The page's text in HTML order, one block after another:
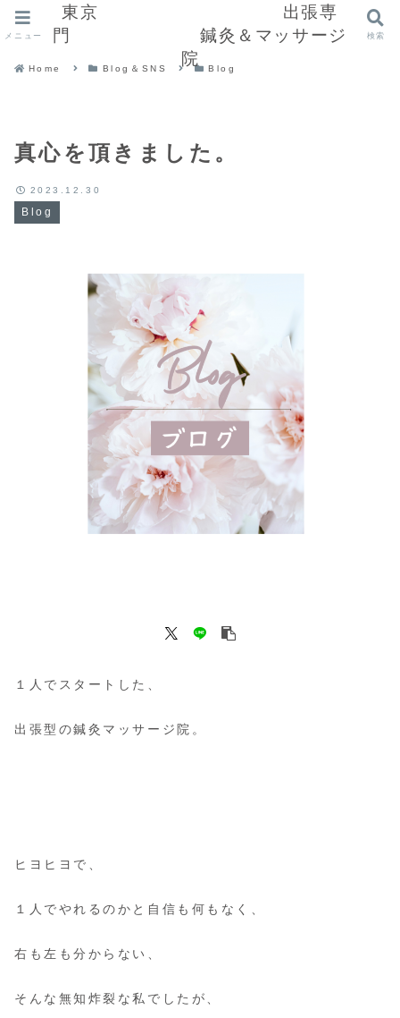
Home Blog＆SNS Blog
真心を頂きました。
Blog
2023.12.30
１人でスタートした、
出張型の鍼灸マッサージ院。
ヒヨヒヨで、
１人でやれるのかと自信も何もなく、
右も左も分からない、
そんな無知炸裂な私でしたが、
メニュー
東京 出張専
門 鍼灸＆マッサージ
院
検索